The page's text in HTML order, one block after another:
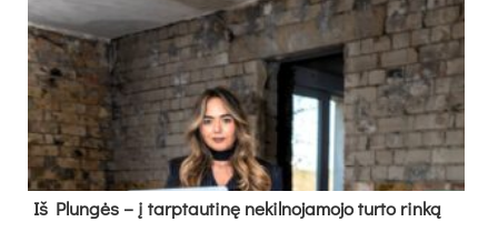
Iš Plungės – į tarptautinę nekilnojamojo turto rinką